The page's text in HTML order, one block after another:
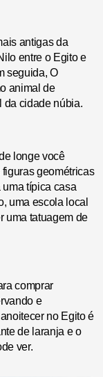
antigas da
entre o Egito e
seguida, O
animal de
da cidade núbia.
longe você
geométricas
típica casa
uma escola local
uma tatuagem de
comprar
e
no Egito é
de laranja e o
ver.